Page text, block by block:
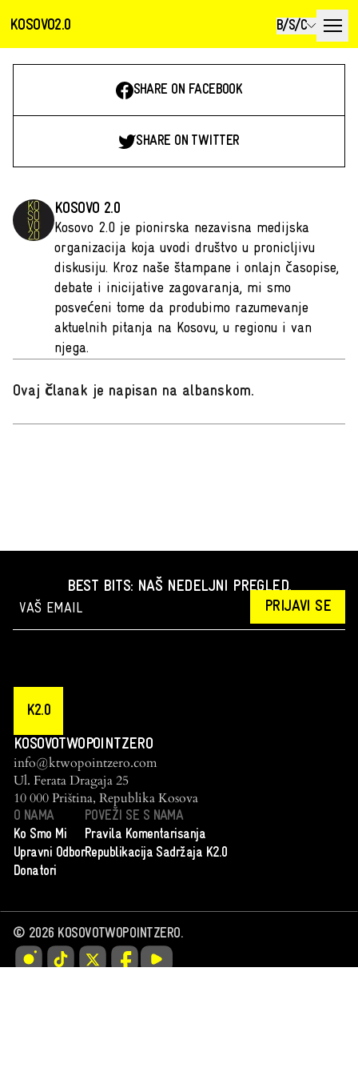
KOSOVO2.0 B/S/C
SHARE ON FACEBOOK
SHARE ON TWITTER
KOSOVO 2.0
Kosovo 2.0 je pionirska nezavisna medijska
organizacija koja uvodi društvo u pronicljivu
diskusiju. Kroz naše štampane i onlajn časopise,
debate i inicijative zagovaranja, mi smo
posvećeni tome da produbimo razumevanje
aktuelnih pitanja na Kosovu, u regionu i van
njega.
Ovaj članak je napisan na albanskom.
BEST BITS: NAŠ NEDELJNI PREGLED.
PRIJAVI SE
K2.0
KOSOVOTWOPOINTZERO
info@ktwopointzero.com
Ul. Ferata Dragaja 25
10 000 Priština, Republika Kosova
O NAMA
Ko Smo Mi
Upravni Odbor
Donatori
POVEŽI SE S NAMA
Pravila Komentarisanja
Republikacija Sadržaja K2.0
© 2026KOSOVOTWOPOINTZERO.